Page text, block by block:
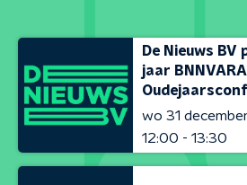
De Nieuws
jaar BNNVARA
wo 31
12:00 - 13:30